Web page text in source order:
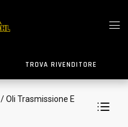
TROVA RIVENDITORE
/ Oli Trasmissione E